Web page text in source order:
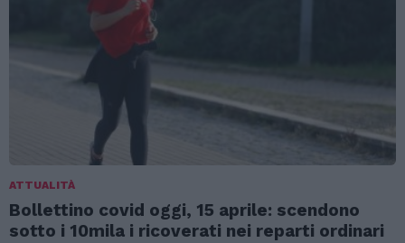
ATTUALITÀ
Bollettino covid oggi, 15 aprile: scendono
sotto i 10mila i ricoverati nei reparti ordinari